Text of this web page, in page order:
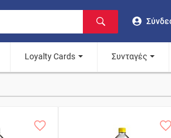
Loyalty Cards Συνταγές